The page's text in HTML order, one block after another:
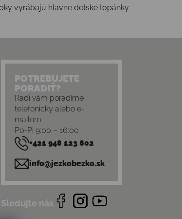
vyrábajú hlavne detské topánky.
POTREBUJETE
PORADIŤ?
Radi vám poradíme
telefonicky alebo e-
mailom
Po-Pi 9:00 – 16:00
+421 948 123 802
info@jezkobezko.sk
Sledujte nás